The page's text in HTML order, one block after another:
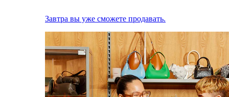
Завтра вы уже сможете продавать.